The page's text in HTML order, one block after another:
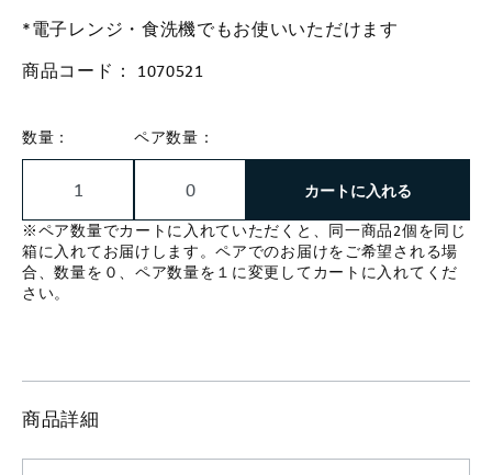
*電子レンジ・食洗機でもお使いいただけます
商品コード： 1070521
数量： ペア数量：
カートに入れる
※ペア数量でカートに入れていただくと、同一商品2個を同じ
箱に入れてお届けします。ペアでのお届けをご希望される場
合、数量を０、ペア数量を１に変更してカートに入れてくだ
さい。
商品詳細